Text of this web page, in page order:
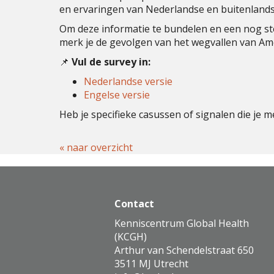
en ervaringen van Nederlandse en
Om deze informatie te bundelen en een nog
merk je de gevolgen van het wegvallen van
📌 Vul de survey in:
Nederlandse versie
Engelse versie
Heb je specifieke casussen of signalen die je
« naar overzicht
Contact
Kenniscentrum Global Health
(KCGH)
Arthur van Schendelstraat 650
3511 MJ Utrecht